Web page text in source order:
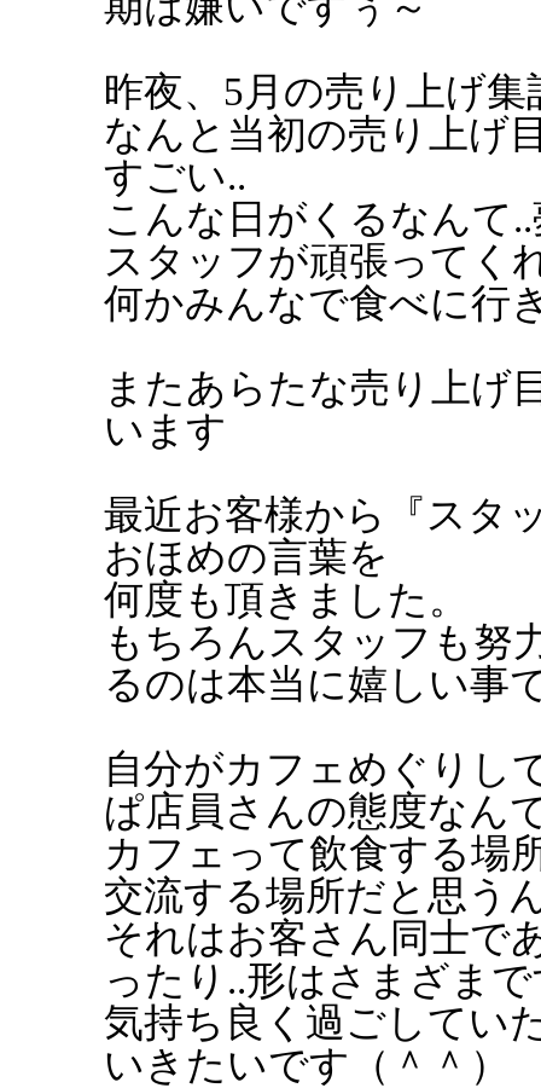
昨夜、5月の売り上げ
なんと当初の売り上げ
すごい..
こんな日がくるなんて
スタッフが頑張ってく
何かみんなで食べに行
またあらたな売り上げ
います
最近お客様から『スタ
おほめの言葉を
何度も頂きました。
もちろんスタッフも努
るのは本当に嬉しい事
自分がカフェめぐりし
ぱ店員さんの態度なん
カフェって飲食する場
交流する場所だと思う
それはお客さん同士で
ったり..形はさまざま
気持ち良く過ごしてい
いきたいです（＾＾）